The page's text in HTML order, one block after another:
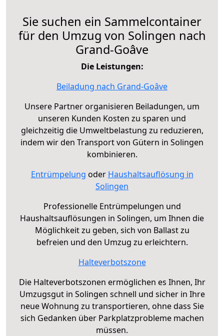
Sie suchen ein Sammelcontainer
für den Umzug von Solingen nach
Grand-Goâve
Die Leistungen:
Beiladung nach Grand-Goâve
Unsere Partner organisieren Beiladungen, um
unseren Kunden Kosten zu sparen und
gleichzeitig die Umweltbelastung zu reduzieren,
indem wir den Transport von Gütern in Solingen
kombinieren.
Entrümpelung oder Haushaltsauflösung in
Solingen
Professionelle Entrümpelungen und
Haushaltsauflösungen in Solingen, um Ihnen die
Möglichkeit zu geben, sich von Ballast zu
befreien und den Umzug zu erleichtern.
Halteverbotszone
Die Halteverbotszonen ermöglichen es Ihnen, Ihr
Umzugsgut in Solingen schnell und sicher in Ihre
neue Wohnung zu transportieren, ohne dass Sie
sich Gedanken über Parkplatzprobleme machen
müssen.